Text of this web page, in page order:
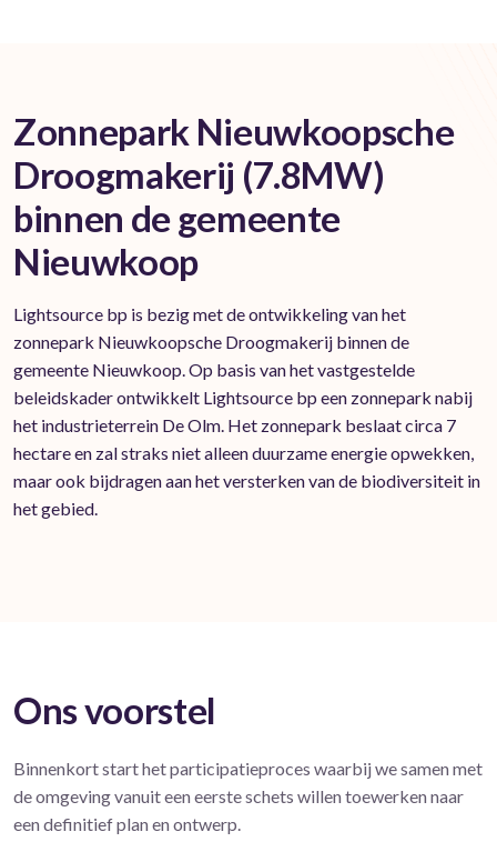
Zonnepark Nieuwkoopsche
Droogmakerij (7.8MW)
binnen de gemeente
Nieuwkoop
Lightsource bp is bezig met de ontwikkeling van het
zonnepark Nieuwkoopsche Droogmakerij binnen de
gemeente Nieuwkoop. Op basis van het vastgestelde
beleidskader ontwikkelt Lightsource bp een zonnepark nabij
het industrieterrein De Olm. Het zonnepark beslaat circa 7
hectare en zal straks niet alleen duurzame energie opwekken,
maar ook bijdragen aan het versterken van de biodiversiteit in
het gebied.
Ons voorstel
Binnenkort start het participatieproces waarbij we samen met
de omgeving vanuit een eerste schets willen toewerken naar
een definitief plan en ontwerp.